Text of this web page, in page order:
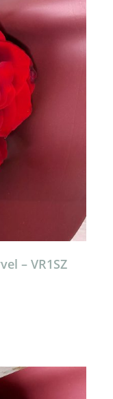
– VR1SZ